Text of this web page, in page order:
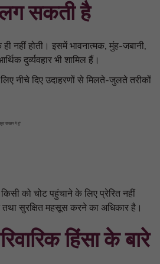
सकती है
ही नहीं होती। इसमें भावनात्मक, मुंह-जबानी,
दुर्व्यवहार भी शामिल हैं।
नीचे दिए उदाहरणों से मिलते-जुलते तरीकों
उलझन में हूं"
को चोट पहुंचाने के लिए प्रेरित नहीं
सुरक्षित महसूस करने का अधिकार है।
हिंसा के बारे